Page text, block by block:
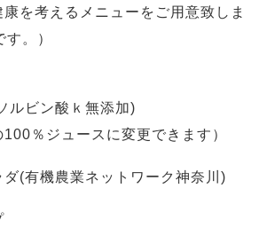
を考えるメニューをご用意致しま
。）
ルビン酸ｋ無添加)
100％ジュースに変更できます）
ダ(有機農業ネットワーク神奈川)